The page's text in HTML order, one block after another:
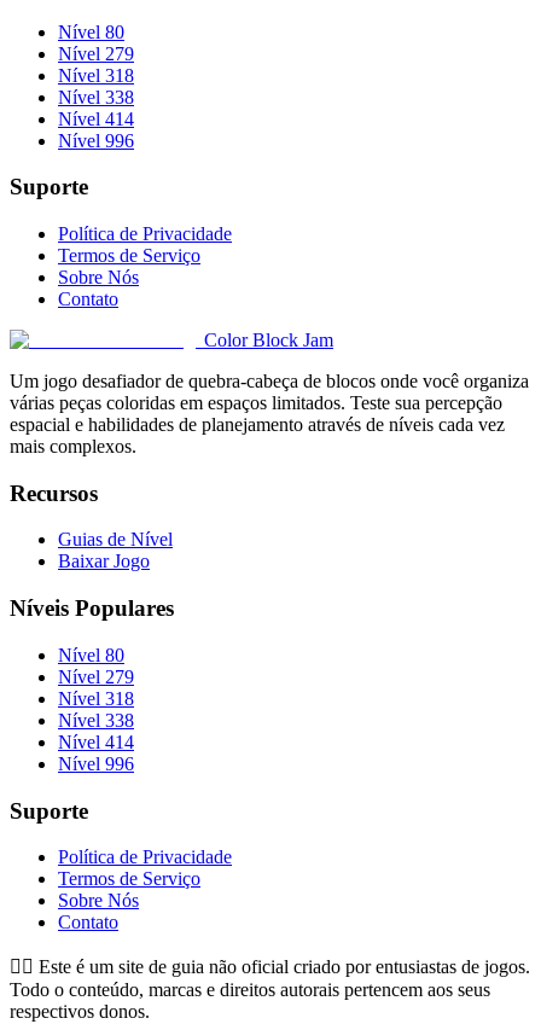
Nível 80
Nível 279
Nível 318
Nível 338
Nível 414
Nível 996
Suporte
Política de Privacidade
Termos de Serviço
Sobre Nós
Contato
Color Block Jam
Um jogo desafiador de quebra-cabeça de blocos onde você organiza
várias peças coloridas em espaços limitados. Teste sua percepção
espacial e habilidades de planejamento através de níveis cada vez
mais complexos.
Recursos
Guias de Nível
Baixar Jogo
Níveis Populares
Nível 80
Nível 279
Nível 318
Nível 338
Nível 414
Nível 996
Suporte
Política de Privacidade
Termos de Serviço
Sobre Nós
Contato
👉🏻 Este é um site de guia não oficial criado por entusiastas de jogos.
Todo o conteúdo, marcas e direitos autorais pertencem aos seus
respectivos donos.